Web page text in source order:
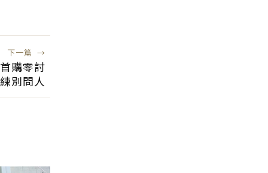
下一篇 →
購零討
別問人